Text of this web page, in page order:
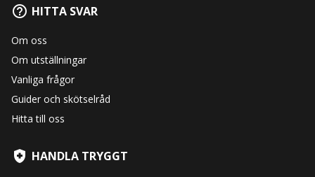
HITTA SVAR
Om oss
Om utställningar
Vanliga frågor
Guider och skötselråd
Hitta till oss
HANDLA TRYGGT